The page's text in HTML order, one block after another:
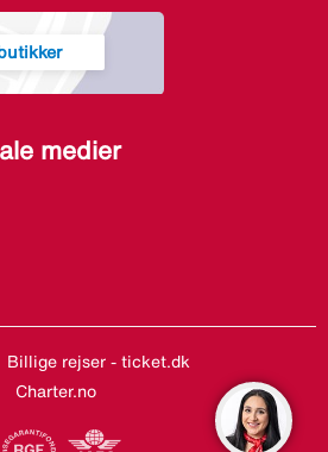
medier
Billige rejser - ticket.dk
Charter.no